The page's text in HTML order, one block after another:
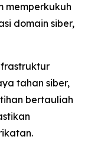
memperkukuh
domain siber,
tahan siber,
bertauliah